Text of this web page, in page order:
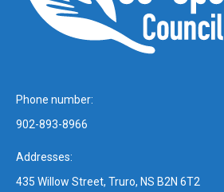
Phone number:
902-893-8966
Addresses:
435 Willow Street, Truro, NS B2N 6T2